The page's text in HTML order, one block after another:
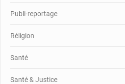
Publi-reportage
Réligion
Santé
Santé & Justice